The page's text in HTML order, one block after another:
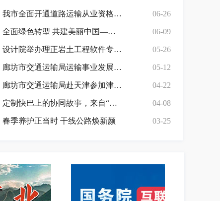
06-26
我市全面开通道路运输从业资格证转籍“跨省通办”业务
06-09
全面绿色转型 共建美丽中国——廊坊市交通运输局积极开展“六·五环境日”宣传活动
05-26
设计院举办理正岩土工程软件专题培训
05-12
廊坊市交通运输局运输事业发展中心组织开展驾培行业新国标宣贯培训
04-22
廊坊市交通运输局赴天津参加津冀公路养护协同联动对接会
04-08
定制快巴上的协同故事，来自“通勤圈”的一线观察
03-25
春季养护正当时 干线公路焕新颜